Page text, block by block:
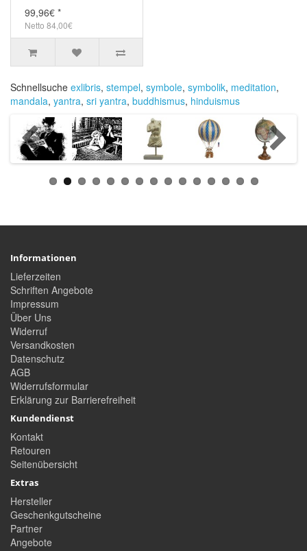
99,96€ *
Netto 84,00€
Schnellsuche exlibris, stempel, symbole, symbolik, meditation,
mandala, yantra, sri yantra, buddhismus, hinduismus
Informationen
Lieferzeiten
Schriften Angebote
Impressum
Über Uns
Widerruf
Versandkosten
Datenschutz
AGB
Widerrufsformular
Erklärung zur Barrierefreiheit
Kundendienst
Kontakt
Retouren
Seitenübersicht
Extras
Hersteller
Geschenkgutscheine
Partner
Angebote